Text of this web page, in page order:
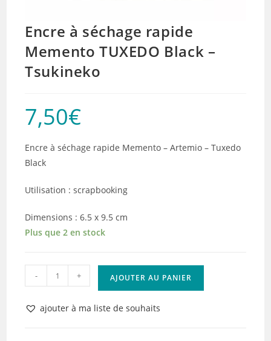
Encre à séchage rapide
Memento TUXEDO Black –
Tsukineko
7,50€
Encre à séchage rapide Memento – Artemio – Tuxedo
Black
Utilisation : scrapbooking
Dimensions : 6.5 x 9.5 cm
Plus que 2 en stock
quantité
de
Encre
- + AJOUTER AU PANIER
ajouter à ma liste de souhaits